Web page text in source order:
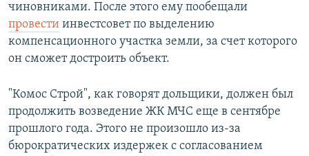
чиновниками. После этого ему пообещали
провести инвестсовет по выделению
компенсационного участка земли, за счет которого
он сможет достроить объект.
"Комос Строй", как говорят дольщики, должен был
продолжить возведение ЖК МЧС еще в сентябре
прошлого года. Этого не произошло из-за
бюрократических издержек с согласованием